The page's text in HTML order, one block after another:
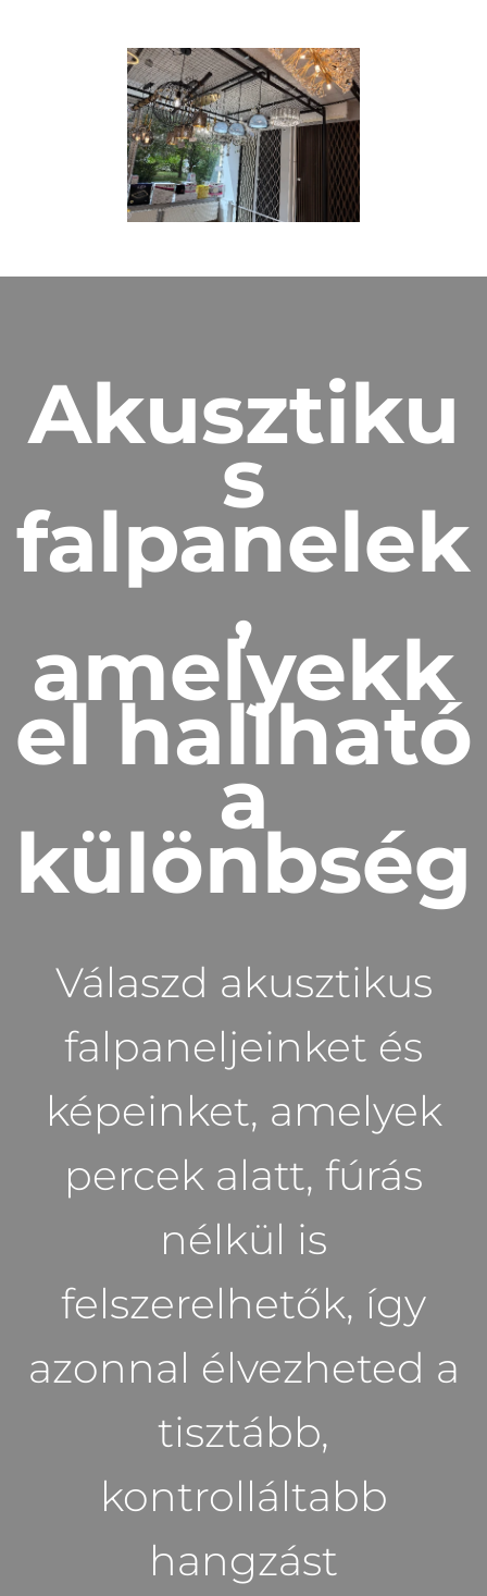
Akusztiku
s
falpanelek
,
amelyekk
el hallható
a
különbség
Válaszd akusztikus
falpaneljeinket és
képeinket, amelyek
percek alatt, fúrás
nélkül is
felszerelhetők, így
azonnal élvezheted a
tisztább,
kontrolláltabb
hangzást